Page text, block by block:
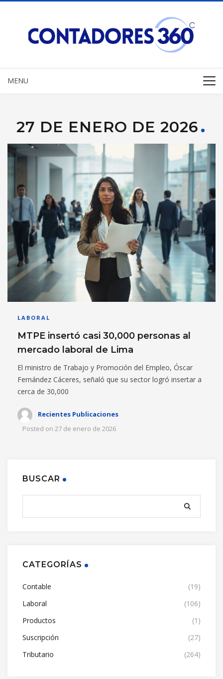
MENU
27 DE ENERO DE 2026
LABORAL
MTPE insertó casi 30,000 personas al
mercado laboral de Lima
El ministro de Trabajo y Promoción del Empleo, Óscar
Fernández Cáceres, señaló que su sector logró insertar a
cerca de 30,000
Recientes Publicaciones
Posted on 27 de enero de 2026
BUSCAR
CATEGORÍAS
Contable
(19)
Laboral
(106)
Productos
(1)
Suscripción
(27)
Tributario
(264)